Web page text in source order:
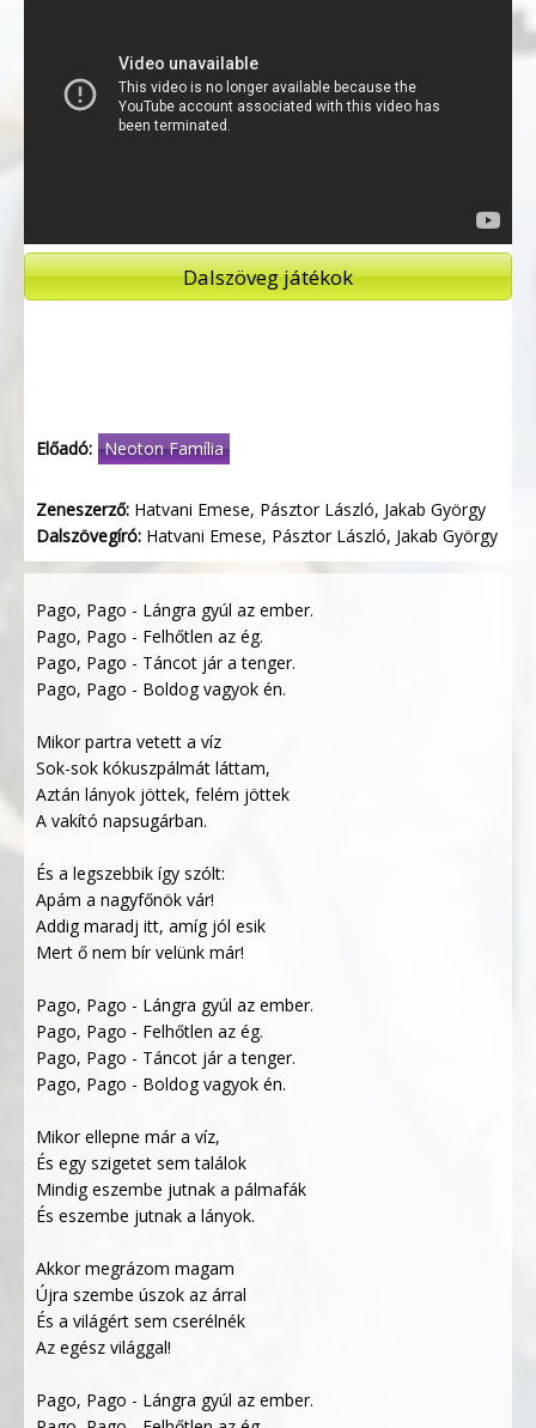
Dalszöveg játékok
Előadó: Neoton Família
Zeneszerző: Hatvani Emese, Pásztor László, Jakab György
Dalszövegíró: Hatvani Emese, Pásztor László, Jakab György
Pago, Pago - Lángra gyúl az ember.
Pago, Pago - Felhőtlen az ég.
Pago, Pago - Táncot jár a tenger.
Pago, Pago - Boldog vagyok én.
Mikor partra vetett a víz
Sok-sok kókuszpálmát láttam,
Aztán lányok jöttek, felém jöttek
A vakító napsugárban.
És a legszebbik így szólt:
Apám a nagyfőnök vár!
Addig maradj itt, amíg jól esik
Mert ő nem bír velünk már!
Pago, Pago - Lángra gyúl az ember.
Pago, Pago - Felhőtlen az ég.
Pago, Pago - Táncot jár a tenger.
Pago, Pago - Boldog vagyok én.
Mikor ellepne már a víz,
És egy szigetet sem találok
Mindig eszembe jutnak a pálmafák
És eszembe jutnak a lányok.
Akkor megrázom magam
Újra szembe úszok az árral
És a világért sem cserélnék
Az egész világgal!
Pago, Pago - Lángra gyúl az ember.